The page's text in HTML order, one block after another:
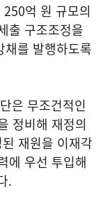
억 원 규모의
출 구조조정을
를 발행하도록
은 무조건적인
정비해 재정의
재원을 이재각
에 우선 투입해
.